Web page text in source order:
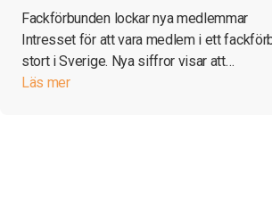
Fackförbunden lockar nya medlemmar
Intresset för att vara medlem i ett
stort i Sverige. Nya siffror visar att…
Läs mer